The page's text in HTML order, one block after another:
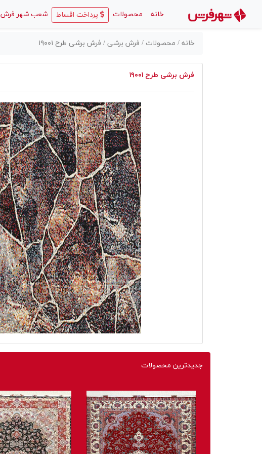
خانه
(current) محصولات پرداخت اقساط شعب شهر فرش
خانه / محصولات / فرش برشی / فرش برشی طرح ۱۹۰۰۱
فرش برشی طرح ۱۹۰۰۱
جدیدترین محصولات